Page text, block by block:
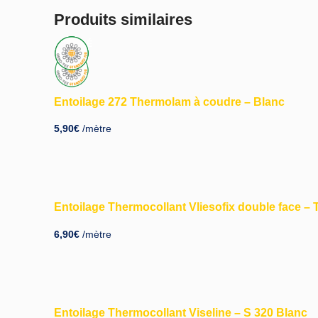
Produits similaires
Entoilage 272 Thermolam à coudre – Blanc
5,90€ /mètre
ÉPUISÉ
Entoilage Thermocollant Vliesofix double face –
6,90€ /mètre
Entoilage Thermocollant Viseline – S 320 Blanc